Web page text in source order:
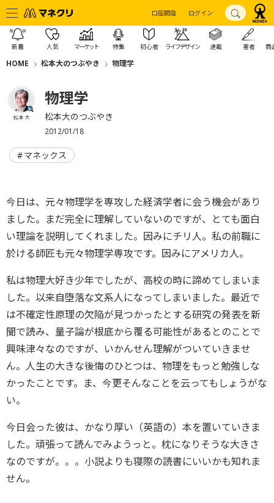
口座開設 ログイン
新着 人気 マーケット 特集 初心者 ライフデザイン 連載 著者 商
HOME 松本大のつぶやき 物理学
松本 大
物理学
松本大のつぶやき
2012/01/18
マネックス
今日は、元々物理学を専攻した経済学者に会う機会があり
ました。まだ完全に理解していないのですが、とても面白
い理論を説明してくれました。因みにチリ人。私の前職に
於ける師匠も元々物理学専攻です。因みにアメリカ人。
私は物理大好き少年でしたが、高校の時に諦めてしまいま
した。以来自堕落な文系人になってしまいました。最近で
は不確定性原理の欠陥が見つかったとする研究の発表を新
聞で読み、量子論が根底から覆る可能性があるとのことで
興味津々なのですが、いかんせん理解がついていきませ
ん。人生の大きな後悔のひとつは、物理をもっと勉強しな
かったことです。ま、今更そんなことを云ってもしょうがな
い。
今日会った彼は、かなり厚い（英語の）本を置いていきま
した。頑張って読んでみようっと。枕になりそうな大きさ
なのですが。。。小説よりも寝際の読書にいいかも知れま
せん。